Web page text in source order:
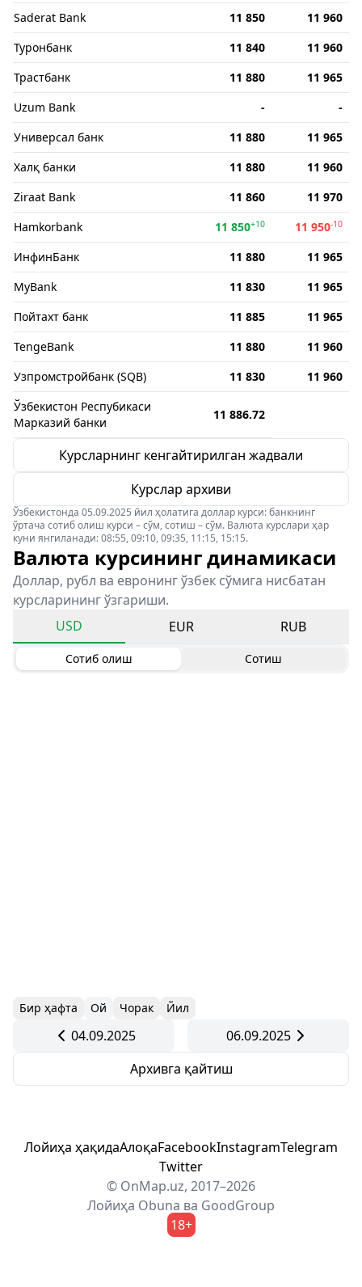
Saderat Bank
11 850
11 960
Туронбанк
11 840
11 960
Трастбанк
11 880
11 965
Uzum Bank
-
-
Универсал банк
11 880
11 965
Халқ банки
11 880
11 960
Ziraat Bank
11 860
11 970
Hamkorbank
11 850+10 11 950-10
ИнфинБанк 11 880
11 965
MyBank
11 830
11 965
Пойтахт банк
11 885
11 965
TengeBank
11 880
11 960
Узпромстройбанк (SQB)
11 830
11 960
Ўзбекистон Респубикаси
Марказий банки
11 886.72
Курсларнинг кенгайтирилган жадвали
Курслар архиви
Ўзбекистонда 05.09.2025 йил ҳолатига доллар курси: банкнинг
ўртача сотиб олиш курси – сўм, сотиш – сўм. Валюта курслари ҳар
куни янгиланади: 08:55, 09:10, 09:35, 11:15, 15:15.
Валюта курсининг динамикаси
Доллар, рубл ва евронинг ўзбек сўмига нисбатан
курсларининг ўзгариши.
USD
EUR RUB
Сотиб олиш Сотиш
Бир ҳафта Ой Чорак Йил
04.09.2025
06.09.2025
Архивга қайтиш
Лойиҳа ҳақидаАлоқаFacebookInstagramTelegram
Twitter
© OnMap.uz, 2017–2026
Лойиҳа Obuna ва GoodGroup
18+